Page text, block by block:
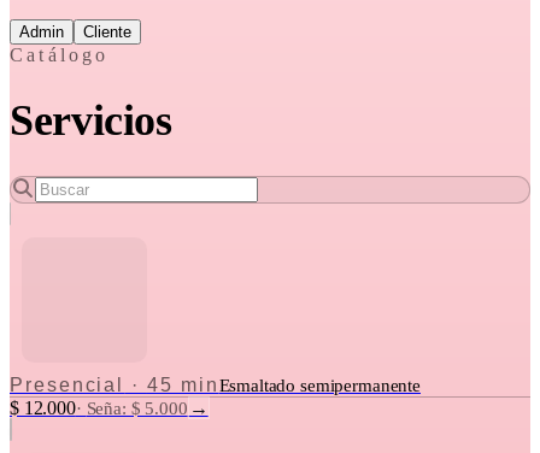
Admin Cliente
Catálogo
Servicios
Presencial · 45 minEsmaltado semipermanente
$ 12.000· Seña: $ 5.000 →